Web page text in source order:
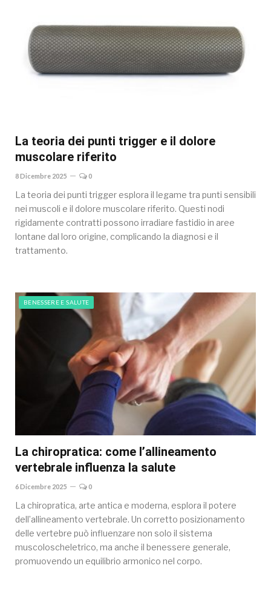
La teoria dei punti trigger e il dolore
muscolare riferito
8 Dicembre 2025 0
La teoria dei punti trigger esplora il legame tra punti sensibili
nei muscoli e il dolore muscolare riferito. Questi nodi
rigidamente contratti possono irradiare fastidio in aree
lontane dal loro origine, complicando la diagnosi e il
trattamento.
BENESSERE E SALUTE
La chiropratica: come l’allineamento
vertebrale influenza la salute
6 Dicembre 2025 0
La chiropratica, arte antica e moderna, esplora il potere
dell’allineamento vertebrale. Un corretto posizionamento
delle vertebre può influenzare non solo il sistema
muscoloscheletrico, ma anche il benessere generale,
promuovendo un equilibrio armonico nel corpo.